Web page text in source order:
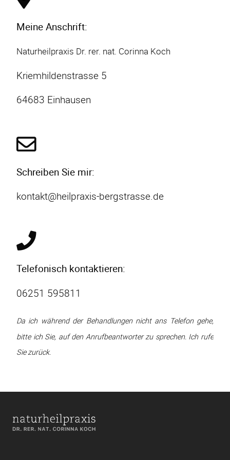
Meine Anschrift:
Naturheilpraxis Dr. rer. nat. Corinna Koch
Kriemhildenstrasse 5
64683 Einhausen
Schreiben Sie mir:
kontakt@heilpraxis-bergstrasse.de
Telefonisch kontaktieren:
06251 595811
Da ich während der Behandlungen nicht ans Telefon gehe,
bitte ich Sie, auf den Anrufbeantworter zu sprechen. Ich rufe
Sie zurück.